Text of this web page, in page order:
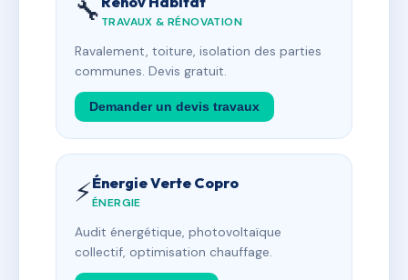
🔧 TRAVAUX & RÉNOVATION
Ravalement, toiture, isolation des parties
communes. Devis gratuit.
Demander un devis travaux
⚡Énergie Verte Copro
ÉNERGIE
Audit énergétique, photovoltaïque
collectif, optimisation chauffage.